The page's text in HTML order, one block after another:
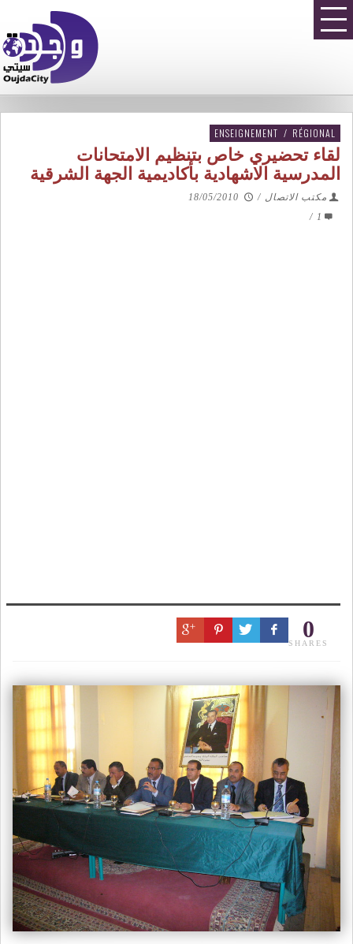
ENSEIGNEMENT / RÉGIONAL
لقاء تحضيري خاص بتنظيم الامتحانات
المدرسية الاشهادية بأكاديمية الجهة الشرقية
مكتب الاتصال /
18/05/2010
1
/
0
SHARES